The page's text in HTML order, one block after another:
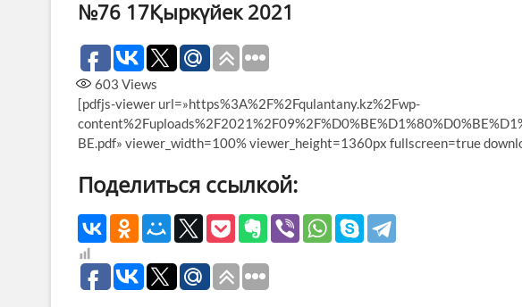
№76 17Қыркүйек 2021
603 Views
[pdfjs-viewer url=»https%3A%2F%2Fqulantany.kz%2Fwp-
BE.pdf» viewer_width=100% viewer_height=1360px fullscreen=true
Поделиться ссылкой: